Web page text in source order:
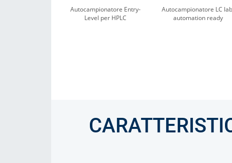
Autocampionatore Entry-
Level per HPLC
Autocampionatore LC
automation ready